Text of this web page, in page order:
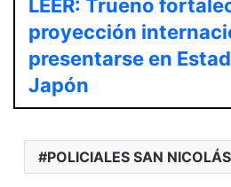
LEER: Trueno
proyección
presentarse en
Japón
POLICIALES SAN NICOLÁS